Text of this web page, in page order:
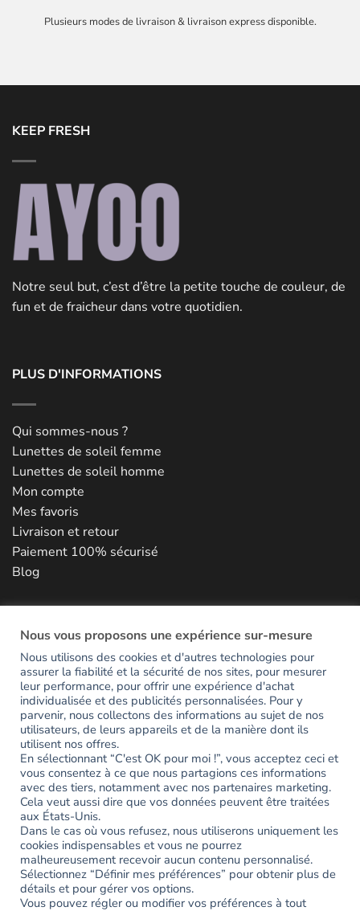
Plusieurs modes de livraison & livraison express disponible.
KEEP FRESH
Notre seul but, c’est d’être la petite touche de couleur, de
fun et de fraicheur dans votre quotidien.
PLUS D'INFORMATIONS
Qui sommes-nous ?
Lunettes de soleil femme
Lunettes de soleil homme
Mon compte
Mes favoris
Livraison et retour
Paiement 100% sécurisé
Blog
RESTONS EN CONTACT
Inscrivez-vous pour avoir accès en avant-première aux
nouveautés et recevoir votre code de bienvenue de -15%.
Erreur :Formulaire de contact non trouvé !
Partagez votre expérience
#ayookeepfresh
Nous vous proposons une expérience sur-mesure
Nous utilisons des cookies et d'autres technologies pour
assurer la fiabilité et la sécurité de nos sites, pour mesurer
leur performance, pour offrir une expérience d'achat
individualisée et des publicités personnalisées. Pour y
parvenir, nous collectons des informations au sujet de nos
utilisateurs, de leurs appareils et de la manière dont ils
utilisent nos offres.
En sélectionnant “C'est OK pour moi !”, vous acceptez ceci et
vous consentez à ce que nous partagions ces informations
avec des tiers, notamment avec nos partenaires marketing.
Cela veut aussi dire que vos données peuvent être traitées
aux États-Unis.
Dans le cas où vous refusez, nous utiliserons uniquement les
cookies indispensables et vous ne pourrez
malheureusement recevoir aucun contenu personnalisé.
Sélectionnez “Définir mes préférences” pour obtenir plus de
détails et pour gérer vos options.
Vous pouvez régler ou modifier vos préférences à tout